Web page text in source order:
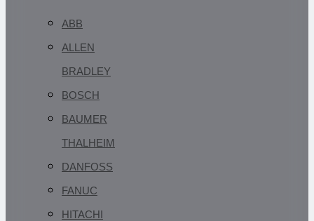
ABB
ALLEN
BRADLEY
BOSCH
BAUMER
THALHEIM
DANFOSS
FANUC
HITACHI